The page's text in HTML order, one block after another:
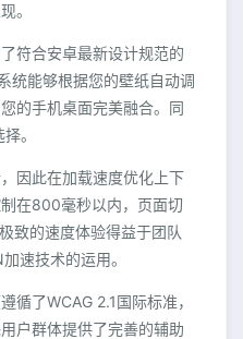
。
符合安卓最新设计规范的
统能够根据您的壁纸自动调
的手机桌面完美融合。同
。
因此在加载速度优化上下
在800毫秒以内，页面切
致的速度体验得益于团队
速技术的运用。
循了WCAG 2.1国际标准，
户群体提供了完善的辅助